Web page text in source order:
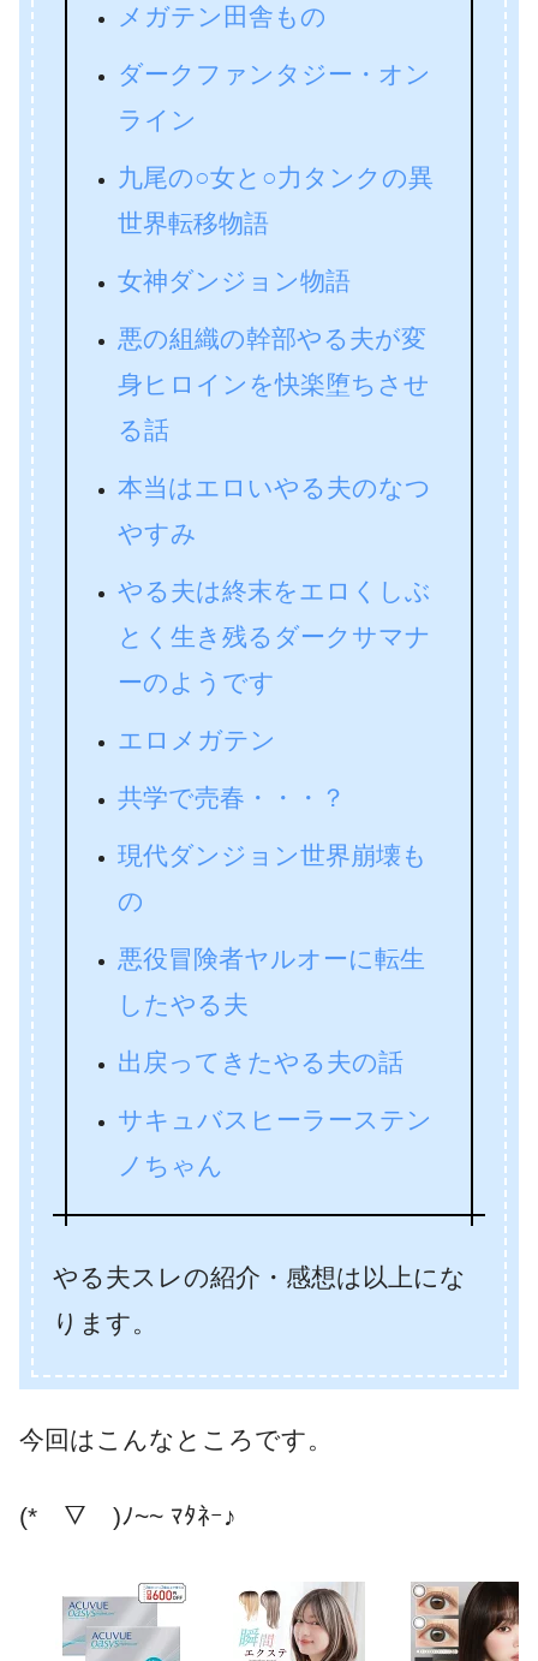
メガテン田舎もの
ダークファンタジー・オン
ライン
九尾の○女と○力タンクの異
世界転移物語
女神ダンジョン物語
悪の組織の幹部やる夫が変
身ヒロインを快楽堕ちさせ
る話
本当はエロいやる夫のなつ
やすみ
やる夫は終末をエロくしぶ
とく生き残るダークサマナ
ーのようです
エロメガテン
共学で売春・・・？
現代ダンジョン世界崩壊も
の
悪役冒険者ヤルオーに転生
したやる夫
出戻ってきたやる夫の話
サキュバスヒーラーステン
ノちゃん
やる夫スレの紹介・感想は以上にな
ります。
今回はこんなところです。
(*￣▽￣)ﾉ~~ ﾏﾀﾈｰ♪